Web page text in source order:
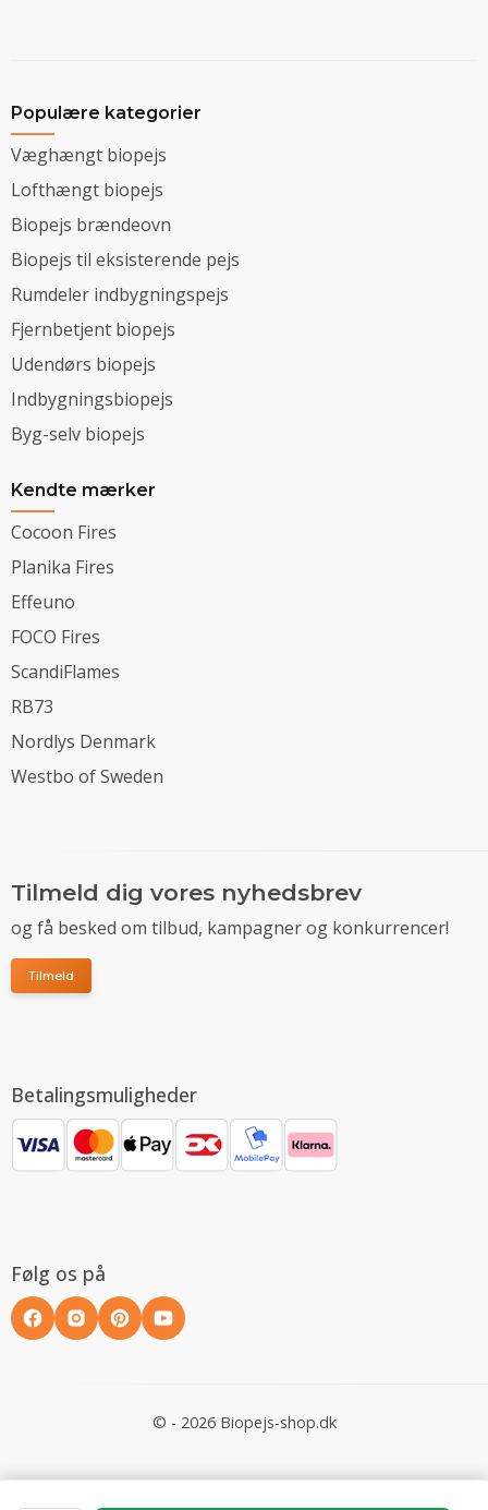
Populære kategorier
Væghængt biopejs
Lofthængt biopejs
Biopejs brændeovn
Biopejs til eksisterende pejs
Rumdeler indbygningspejs
Fjernbetjent biopejs
Udendørs biopejs
Indbygningsbiopejs
Byg-selv biopejs
Kendte mærker
Cocoon Fires
Planika Fires
Effeuno
FOCO Fires
ScandiFlames
RB73
Nordlys Denmark
Westbo of Sweden
Tilmeld dig vores nyhedsbrev
og få besked om tilbud, kampagner og konkurrencer!
Tilmeld
Betalingsmuligheder
Følg os på
© - 2026 Biopejs-shop.dk